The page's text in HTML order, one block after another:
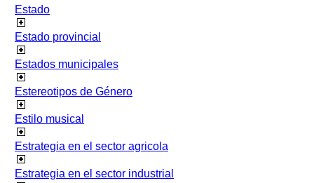
Estado
Estado provincial
Estados municipales
Estereotipos de Género
Estilo musical
Estrategia en el sector agricola
Estrategia en el sector industrial